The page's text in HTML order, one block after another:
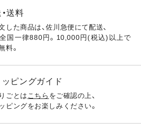
送料
した商品は、佐川急便にて配送、
国一律880円。10,000円(税込)以上で
料。
ッピングガイド
ごとは こちら をご確認の上、
ピングをお楽しみください。